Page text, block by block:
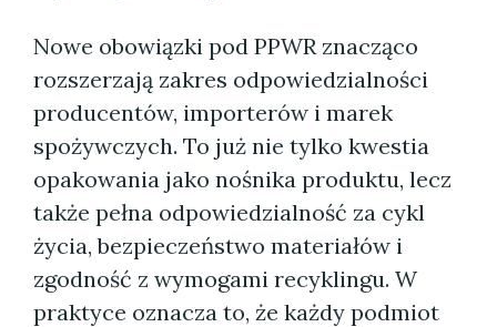
Nowe obowiązki pod PPWR znacząco
rozszerzają zakres odpowiedzialności
producentów, importerów i marek
spożywczych. To już nie tylko kwestia
opakowania jako nośnika produktu, lecz
także pełna odpowiedzialność za cykl
życia, bezpieczeństwo materiałów i
zgodność z wymogami recyklingu. W
praktyce oznacza to, że każdy podmiot